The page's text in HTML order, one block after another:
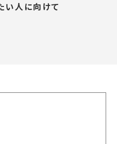
い人に向けて